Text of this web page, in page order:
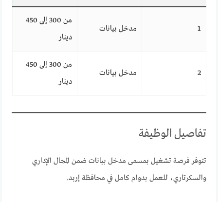
1 مدخل بيانات
من 300 إلى 450
دينار
2 مدخل بيانات
من 300 إلى 450
دينار
تفاصيل الوظيفة
تتوفر فرصة تشغيل بمسمى مدخل بيانات ضمن المجال الإداري
والسكرتاري، للعمل بدوام كامل في محافظة إربد.